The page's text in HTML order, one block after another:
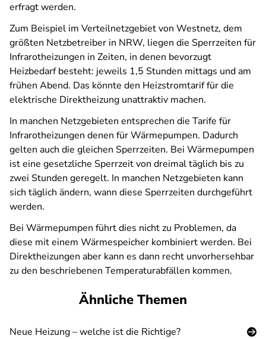
erfragt werden.
Zum Beispiel im Verteilnetzgebiet von Westnetz, dem
größten Netzbetreiber in NRW, liegen die Sperrzeiten für
Infrarotheizungen in Zeiten, in denen bevorzugt
Heizbedarf besteht: jeweils 1,5 Stunden mittags und am
frühen Abend. Das könnte den Heizstromtarif für die
elektrische Direktheizung unattraktiv machen.
In manchen Netzgebieten entsprechen die Tarife für
Infrarotheizungen denen für Wärmepumpen. Dadurch
gelten auch die gleichen Sperrzeiten. Bei Wärmepumpen
ist eine gesetzliche Sperrzeit von dreimal täglich bis zu
zwei Stunden geregelt. In manchen Netzgebieten kann
sich täglich ändern, wann diese Sperrzeiten durchgeführt
werden.
Bei Wärmepumpen führt dies nicht zu Problemen, da
diese mit einem Wärmespeicher kombiniert werden. Bei
Direktheizungen aber kann es dann recht unvorhersehbar
zu den beschriebenen Temperaturabfällen kommen.
Ähnliche Themen
Neue Heizung – welche ist die Richtige?